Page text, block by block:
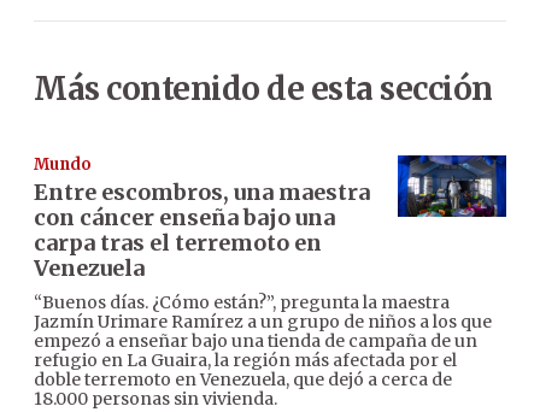
Más contenido de esta sección
Mundo
Entre escombros, una maestra
con cáncer enseña bajo una
carpa tras el terremoto en
Venezuela
“Buenos días. ¿Cómo están?”, pregunta la maestra
Jazmín Urimare Ramírez a un grupo de niños a los que
empezó a enseñar bajo una tienda de campaña de un
refugio en La Guaira, la región más afectada por el
doble terremoto en Venezuela, que dejó a cerca de
18.000 personas sin vivienda.